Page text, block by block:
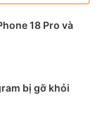
18 Pro và
bị gỡ khỏi